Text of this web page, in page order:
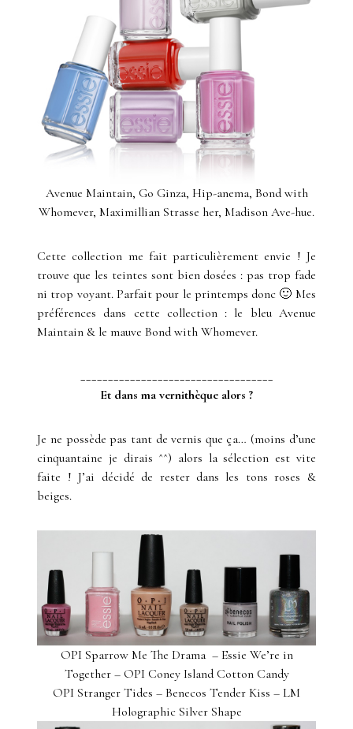
Avenue Maintain, Go Ginza, Hip-anema, Bond with
Whomever, Maximillian Strasse her, Madison Ave-hue.
Cette collection me fait particulièrement envie ! Je
trouve que les teintes sont bien dosées : pas trop fade
ni trop voyant. Parfait pour le printemps donc 🙂 Mes
préférences dans cette collection : le bleu Avenue
Maintain & le mauve Bond with Whomever.
___________________________________
Et dans ma vernithèque alors ?
Je ne possède pas tant de vernis que ça… (moins d’une
cinquantaine je dirais ^^) alors la sélection est vite
faite ! J’ai décidé de rester dans les tons roses &
beiges.
OPI Sparrow Me The Drama – Essie We’re in
Together – OPI Coney Island Cotton Candy
OPI Stranger Tides – Benecos Tender Kiss – LM
Holographic Silver Shape